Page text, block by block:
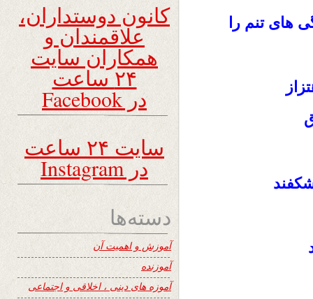
های تنم را
کانون دوستداران،
علاقمندان و
همکاران سایت
۲۴ ساعت
در Facebook
سایت ۲۴ ساعت
در Instagram
دسته‌ها
آموزش و اهمیت آن
آموزنده
آموزه های دینی ، اخلاقی و اجتماعی